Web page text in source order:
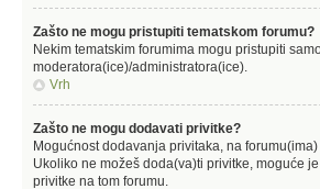
Zašto ne mogu pristupiti tematskom forumu?
Nekim tematskim forumima mogu pristupiti
moderatora(ice)/administratora(ice).
Vrh
Zašto ne mogu dodavati privitke?
Mogućnost dodavanja privitaka, na
Ukoliko ne možeš doda(va)ti privitke, moguće
privitke na tom forumu.